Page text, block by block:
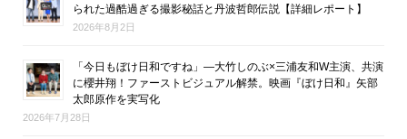
られた過酷過ぎる撮影秘話と丹波哲郎伝説【詳細レポート】
2026年8月2日
「今日もぼけ日和ですね」―大竹しのぶ×三浦友和W主演、共演
に櫻井翔！ファーストビジュアル解禁。映画『ぼけ日和』矢部
太郎原作を実写化
2026年7月28日